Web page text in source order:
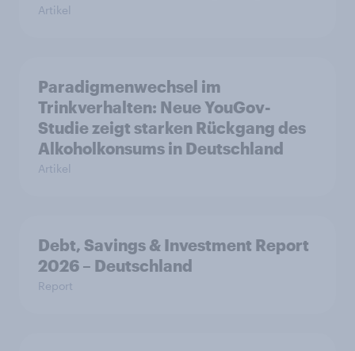
Artikel
Paradigmenwechsel im
Trinkverhalten: Neue YouGov-
Studie zeigt starken Rückgang des
Alkoholkonsums in Deutschland
Artikel
Debt, Savings & Investment Report
2026 – Deutschland
Report